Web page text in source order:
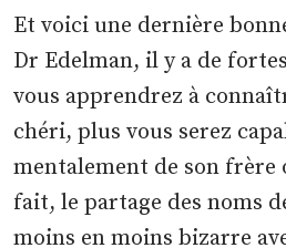
Et voici une dernière
Dr Edelman, il y a de
vous apprendrez à
chéri, plus vous serez
mentalement de son frère
fait, le partage des noms
moins en moins bizarre